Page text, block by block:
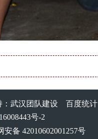
武汉团队建设
百度统计
号-2
安备 42010602001257号